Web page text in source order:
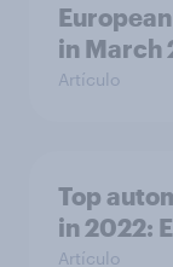
in March
Artículo
Top
in 2022:
Artículo